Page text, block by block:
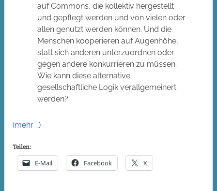
auf Commons, die kollektiv hergestellt
und gepflegt werden und von vielen oder
allen genutzt werden können. Und die
Menschen kooperieren auf Augenhöhe,
statt sich anderen unterzuordnen oder
gegen andere konkurrieren zu müssen.
Wie kann diese alternative
gesellschaftliche Logik verallgemeinert
werden?
(mehr …)
Teilen:
E-Mail Facebook X